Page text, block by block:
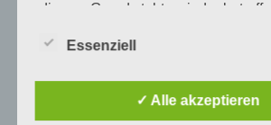
Seminar Klarheit und innere Stärke
Silo
Standing Bear Seminar Allgäu
Vertrauen beginnt immer bei der
diesem Grund steht es jeder
alternativen Wegen, beispielsweise
BEGRIFFSBESTIMMUNGEN
Essenziell
✓ Alle akzeptieren